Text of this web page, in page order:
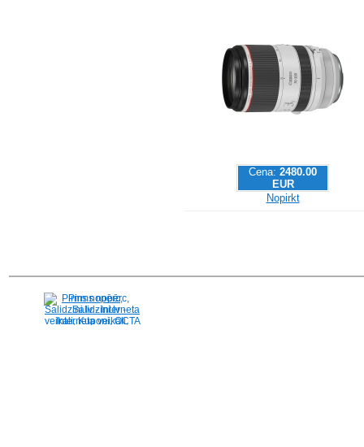
Cena: 2480.00
EUR
Nopirkt
Pirms nopērc,
Salidzini.lv - Interneta
veikali, Kuponi, OCTA